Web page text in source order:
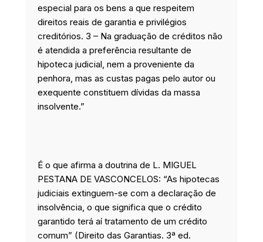
especial para os bens a que respeitem
direitos reais de garantia e privilégios
creditórios. 3 – Na graduação de créditos não
é atendida a preferência resultante de
hipoteca judicial, nem a proveniente da
penhora, mas as custas pagas pelo autor ou
exequente constituem dívidas da massa
insolvente.”
É o que afirma a doutrina de L. MIGUEL
PESTANA DE VASCONCELOS: “As hipotecas
judiciais extinguem-se com a declaração de
insolvência, o que significa que o crédito
garantido terá aí tratamento de um crédito
comum” (Direito das Garantias. 3ª ed.